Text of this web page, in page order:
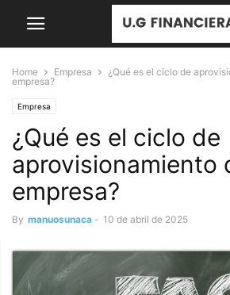
Home Empresa
¿Qué es el ciclo de
empresa?
Empresa
¿Qué es el ciclo de
aprovisionamiento
empresa?
By manuosunaca - 10 de abril de 2025